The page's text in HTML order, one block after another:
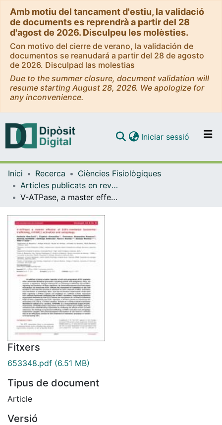
Amb motiu del tancament d'estiu, la validació
de documents es reprendrà a partir del 28
d'agost de 2026. Disculpeu les molèsties.
Con motivo del cierre de verano, la validación de
documentos se reanudará a partir del 28 de agosto
de 2026. Disculpad las molestias
Due to the summer closure, document validation will
resume starting August 28, 2026. We apologize for
any inconvenience.
Navega per tot el DD
Com publicar
Contacte
Iniciar sessió (current)
Inici Recerca
Ciències Fisiològiques
Articles publicats en revistes (Ciències Fisiològiques)
V-ATPase, a master effector of E2F1-mediated lysosomal trafficking, mTORC1 activation and autophagy
Fitxers
653348.pdf (6.51 MB)
Tipus de document
Article
Versió